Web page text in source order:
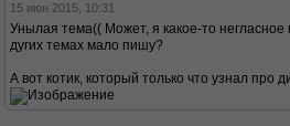
15 июн 2015, 10:31
Унылая тема(( Может, я какое-то
дугих темах мало пишу?
А вот котик, который только что узнал про